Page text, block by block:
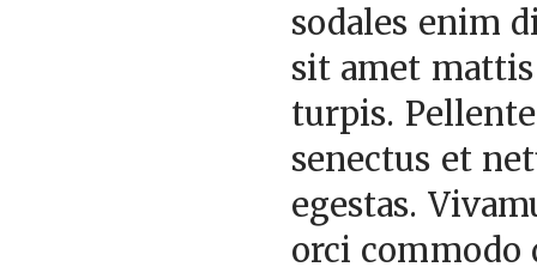
sodales enim
sit amet mattis
turpis.
senectus et
egestas.
orci commodo